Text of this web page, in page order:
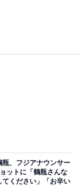
瓶、フジアナウンサー
ットに「鶴瓶さんな
てください」「お辛い